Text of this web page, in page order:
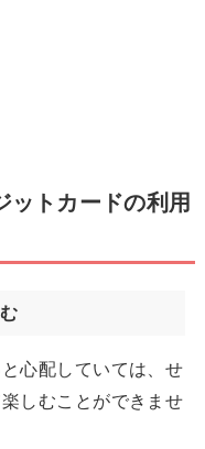
ットカードの利用
心配していては、せ
しむことができませ